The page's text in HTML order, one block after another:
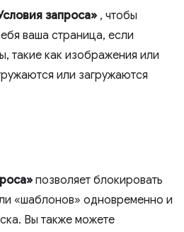
запроса» , чтобы
ваша страница, если
такие как изображения или
или загружаются
позволяет блокировать
«шаблонов» одновременно и
Вы также можете